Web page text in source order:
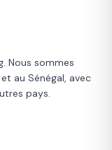
Nous sommes
au Sénégal, avec
pays.